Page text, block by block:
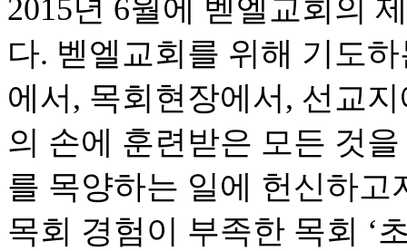
2015년 6월에 벧엘교회의
다. 벧엘교회를 위해 기도
에서, 목회현장에서, 선교
의 손에 훈련받은 모든 것
를 목양하는 일에 헌신하
목회 경험이 부족한 목회 ‘